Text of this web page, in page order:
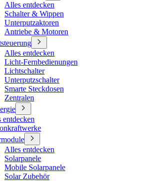
Alles entdecken
Schalter & Wippen
Unterputzaktoren
Antriebe & Motoren
Alles entdecken
Licht-Fernbedienungen
Lichtschalter
Unterputzschalter
Smarte Steckdosen
Zentralen
entdecken
Alles entdecken
Solarpanele
Mobile Solarpanele
Solar Zubehör